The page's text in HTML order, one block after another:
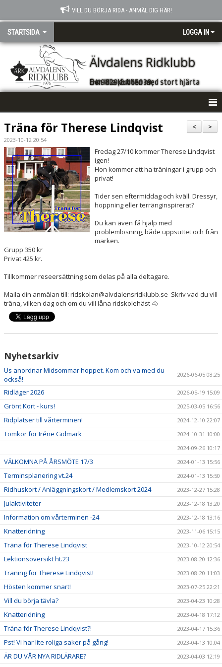
VILL DU BÖRJA RIDA - ANMÄL DIG HÄR!
STARTSIDA LOGGA IN
Älvdalens Ridklubb
Den lilla klubben med stort hjärta &#9829;&#65039;
VÄLKOMMEN
NYHETER
FÖRENINGSINFO
KONTAKT
KALENDER
BILDGALLERI
DOKUMENT
HYGIEN OCH SMITTSKYDD
BÖRJA RIDA HOS OSS!
>
<
Träna för Therese Lindqvist
2023-10-12 20:54
Fredag 27/10 kommer Therese Lindqvist
igen!
Hon kommer att ha träningar i grupp och
privat!
Tider sen eftermiddag och kväll. Dressyr,
hoppning eller terränginspirerat?
Du kan även få hjälp med
problemlösning, både uppsuttet och från
marken.
Grupp 350 kr
Privat 425 kr.
Tillkommer reseersättning som delas på alla deltagare.
Maila din anmälan till: ridskolan@alvdalensridklubb.se Skriv vad du vill
träna, vilken dag och om du vill låna ridskolehäst 🐴
Nyhetsarkiv
Us anordnar Midsommar hoppet. Kom och va med du
också!
2026-06-05 08:25
Ridläger 2026 2026-05-19 15:09
Grönt Kort - kurs! 2025-03-05 16:56
Ridplatser till vårterminen! 2024-12-10 22:07
Tömkör för Iréne Gidmark
2024-10-31 10:00
2024-09-26 10:17
VÄLKOMNA PÅ ÅRSMÖTE 17/3 2024-01-13 15:56
Terminsplanering vt.24 2024-01-13 15:50
Ridhuskort / Anläggningskort / Medlemskort 2024 2023-12-27 15:28
Julaktiviteter 2023-12-18 13:20
Information om vårterminen -24 2023-12-18 13:16
Knatteridning 2023-11-06 15:15
Träna för Therese Lindqvist 2023-10-12 20:54
Lektionsöversikt ht.23 2023-08-20 12:36
Träning för Therese Lindqvist! 2023-08-20 11:03
Hösten kommer snart! 2023-07-25 22:21
Vill du börja tävla? 2023-04-23 10:28
Knatteridning 2023-04-18 17:12
Träna för Therese Lindqvist?! 2023-04-17 15:36
Pst! Vi har lite roliga saker på gång! 2023-04-13 10:04
ÄR DU VÅR NYA RIDLÄRARE? 2023-04-03 12:19